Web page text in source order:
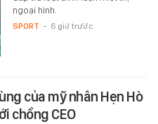
ngoại hình.
SPORT - 6 giờ trước
của mỹ nhân Hẹn Hò
chồng CEO